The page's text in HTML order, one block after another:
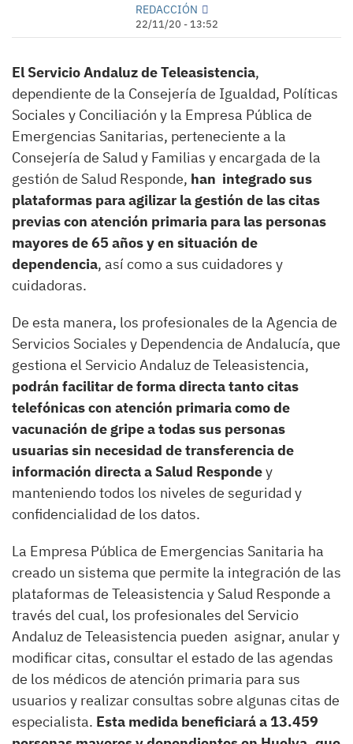
REDACCIÓN
22/11/20 - 13:52
El Servicio Andaluz de Teleasistencia,
dependiente de la Consejería de Igualdad, Políticas
Sociales y Conciliación y la Empresa Pública de
Emergencias Sanitarias, perteneciente a la
Consejería de Salud y Familias y encargada de la
gestión de Salud Responde, han integrado sus
plataformas para agilizar la gestión de las citas
previas con atención primaria para las personas
mayores de 65 años y en situación de
dependencia, así como a sus cuidadores y
cuidadoras.
De esta manera, los profesionales de la Agencia de
Servicios Sociales y Dependencia de Andalucía, que
gestiona el Servicio Andaluz de Teleasistencia,
podrán facilitar de forma directa tanto citas
telefónicas con atención primaria como de
vacunación de gripe a todas sus personas
usuarias sin necesidad de transferencia de
información directa a Salud Respondey
manteniendo todos los niveles de seguridad y
confidencialidad de los datos.
La Empresa Pública de Emergencias Sanitaria ha
creado un sistema que permite la integración de las
plataformas de Teleasistencia y Salud Responde a
través del cual, los profesionales del Servicio
Andaluz de Teleasistencia pueden asignar, anular y
modificar citas, consultar el estado de las agendas
de los médicos de atención primaria para sus
usuarios y realizar consultas sobre algunas citas de
especialista. Esta medida beneficiará a 13.459